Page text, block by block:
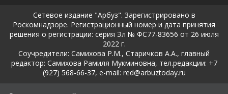
Сетевое издание "Арбуз". Зарегистрировано в
Роскомнадзоре. Регистрационный номер и дата принятия
решения о регистрации: серия Эл № ФС77-83656 от 26 июля
2022 г.
Соучредители: Самихова Р.М., Старичков А.А., главный
редактор: Самихова Рамиля Мукминовна, тел.редакции: +7
(927) 568-66-37, e-mail: red@arbuztoday.ru
Политика в отношении обработки и защиты персональных